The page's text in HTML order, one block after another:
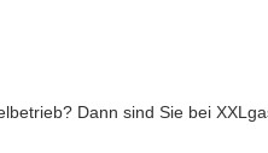
Dann sind Sie bei